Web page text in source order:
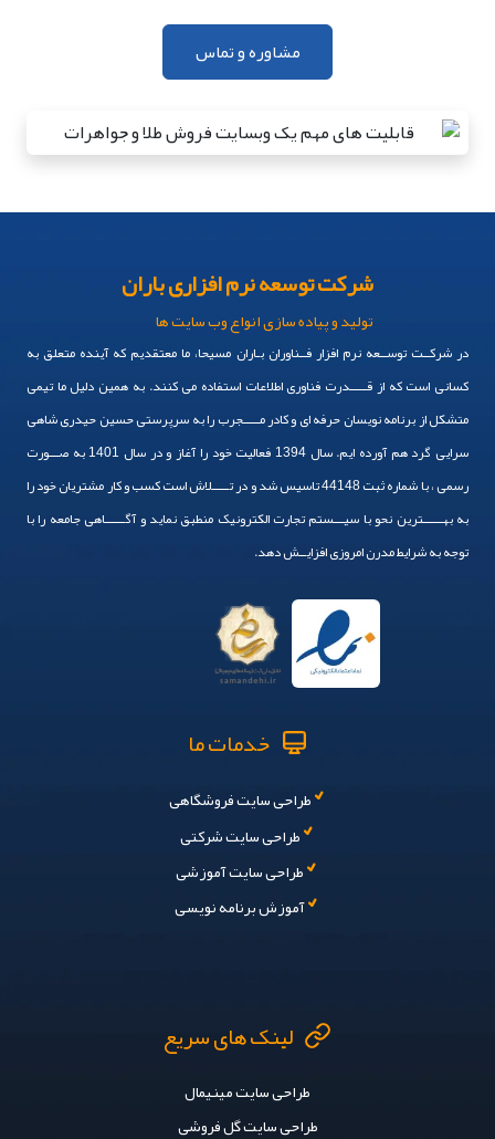
مشاوره و تماس
سوالات متداول
چرا طلافروشی من به وبسایت نیاز دارد؟
قیمت طلا به سرعت در حال تغییر است، چگونه میتوان همواره
قیمت محصولات بارگذاری شده در سایت را بروز نگه داشت؟
چه مدت طول می‌کشد تا وب‌سایت من آماده شود؟
آیا می‌توانم محصولاتم را به صورت آنلاین از طریق وب‌سایت
چه روش‌های امنی برای ارسال طلا به مشتریان آنلاین وجود
آیا می‌توانم گزینه‌ای برای طراحی سفارشی طلا در سایت خود
شرکت توسعه نرم افزاری باران
تولید و پیاده سازی انواع وب سایت ها